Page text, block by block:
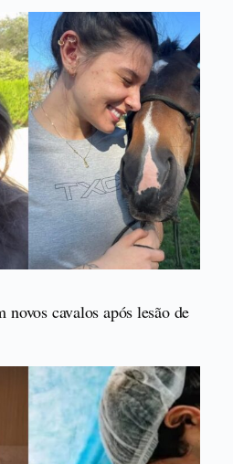
novos cavalos após lesão de